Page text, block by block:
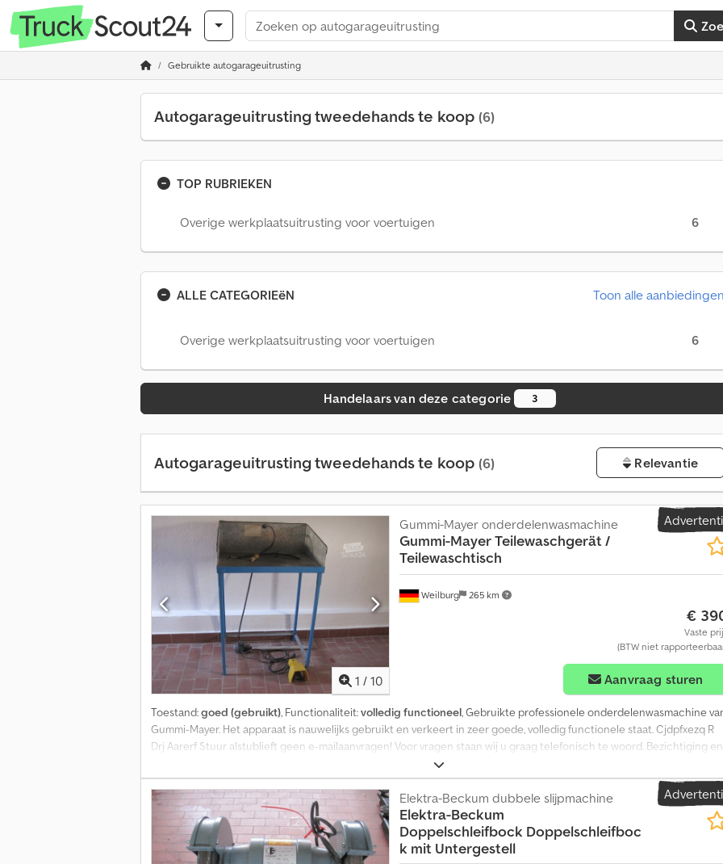
Gebruikte autogarageuitrusting
Autogarageuitrusting tweedehands te koop (6)
TOP RUBRIEKEN
Overige werkplaatsuitrusting voor voertuigen 6
ALLE CATEGORIEëN Toon alle aanbiedingen
Overige werkplaatsuitrusting voor voertuigen 6
Handelaars van deze categorie 3
Autogarageuitrusting tweedehands te koop (6) Relevantie
1 / 10
Weilburg 265 km
Gummi-Mayer onderdelenwasmachine
Gummi-MayerTeilewaschgerät /
Teilewaschtisch
€
Vaste
(BTW niet
Aanvraag sturen
Toestand:goed (gebruikt), Functionaliteit:volledig functioneel, Gebruikte professionele onderdelenwasmachine
Gummi-Mayer. Het apparaat is nauwelijks gebruikt en verkeert in zeer goede, volledig functionele staat. Cjdpfxezq R
Drj Aarerf Stuur alstublieft geen e-mailaanvragen! Voor vragen staan wij u graag telefonisch te woord. Bezichtiging en
afhaling zijn alleen mogelijk na telefonische afspraak! Wijzigingen, tussentijdse verkoop en fouten voorbehouden.
Elektra-Beckum dubbele slijpmachine
Elektra-Beckum
Doppelschleifbock Doppelschleifboc
k mit Untergestell
V
e
r
k
o
o
r
d
a
n
4
m
i
l
j
o